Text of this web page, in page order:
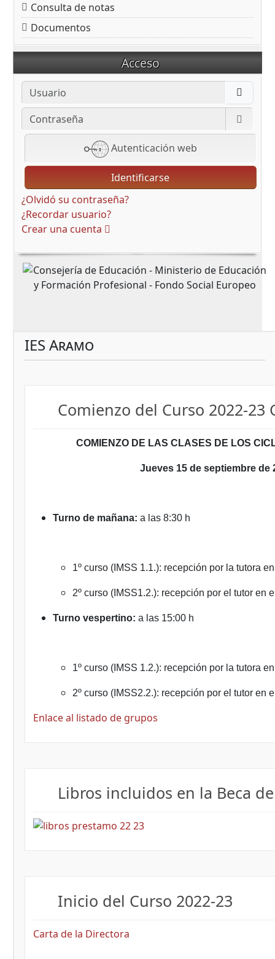
Consulta de notas
Documentos
Acceso
Usuario
Contraseña
Autenticación web
Identificarse
¿Olvidó su contraseña?
¿Recordar usuario?
Crear una cuenta
IES Aramo
Comienzo del Curso 2022-23
COMIENZO DE LAS CLASES DE LOS
Jueves 15 de septiembre de
Turno de mañana: a las 8:30 h
1º curso (IMSS 1.1.): recepción por la tutora
2º curso (IMSS1.2.): recepción por el tutor en
Turno vespertino: a las 15:00 h
1º curso (IMSS 1.2.): recepción por la tutora
2º curso (IMSS2.2.): recepción por el tutor en
Enlace al listado de grupos
Libros incluidos en la Beca
Inicio del Curso 2022-23
Carta de la Directora